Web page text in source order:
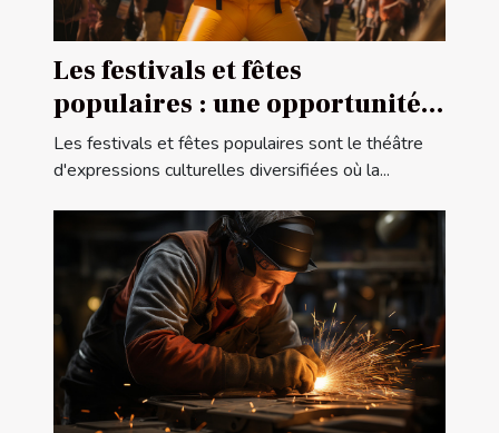
Les festivals et fêtes
populaires : une opportunité
pour la publicité gonflable
Les festivals et fêtes populaires sont le théâtre
d'expressions culturelles diversifiées où la...